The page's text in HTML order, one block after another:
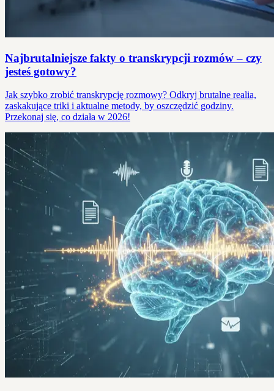
Najbrutalniejsze fakty o transkrypcji rozmów – czy
jesteś gotowy?
Jak szybko zrobić transkrypcję rozmowy? Odkryj brutalne realia,
zaskakujące triki i aktualne metody, by oszczędzić godziny.
Przekonaj się, co działa w 2026!